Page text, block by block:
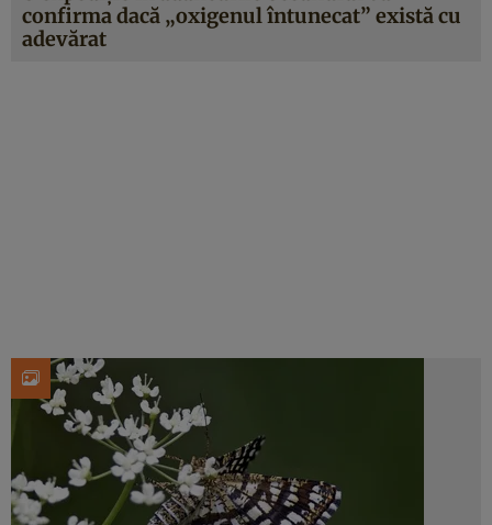
confirma dacă „oxigenul întunecat” există cu
adevărat